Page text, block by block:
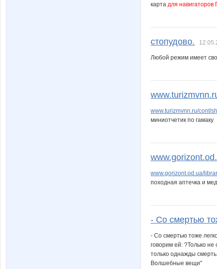
карта для навигаторов
стопудово.
Любой режим имеет
www.turizmvnn.ru/cont/
миниотчетик по гамаку
www.gorizont.od.ua/
походная аптечка и
- Со смертью
- Со смертью тоже
говорим ей: ?Только
только однажды
Волшебные вещи"